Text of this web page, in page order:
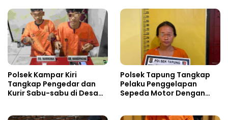
Polsek Kampar Kiri
Tangkap Pengedar dan
Kurir Sabu-sabu di Desa
Polsek Tapung Tangkap
Pelaku Penggelapan
Sepeda Motor Dengan